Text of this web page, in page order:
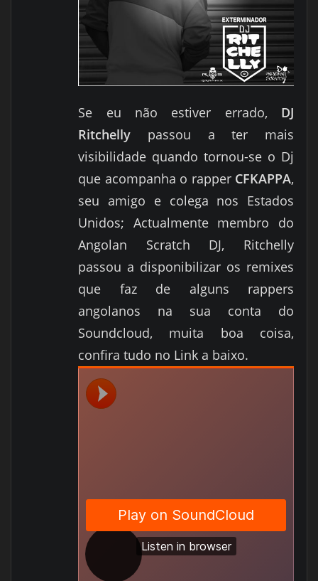
Se eu não estiver errado, DJ
Ritchelly passou a ter mais
visibilidade quando tornou-se o Dj
que acompanha o rapper CFKAPPA,
seu amigo e colega nos Estados
Unidos; Actualmente membro do
Angolan Scratch DJ, Ritchelly
passou a disponibilizar os remixes
que faz de alguns rappers
angolanos na sua conta do
Soundcloud, muita boa coisa,
confira tudo no Link a baixo.